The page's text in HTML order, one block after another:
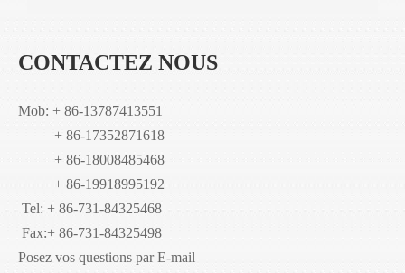
CONTACTEZ NOUS
Mob: + 86-13787413551
+ 86-17352871618
+ 86-18008485468
+ 86-19918995192
Tel: + 86-731-84325468
Fax:+ 86-731-84325498
Posez vos questions par E-mail